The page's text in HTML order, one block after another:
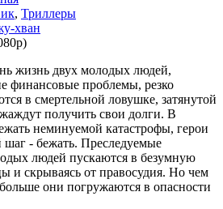
, Триллеры
хван
жизнь двух молодых людей,
финансовые проблемы, резко
в смертельной ловушке, затянутой
получить свои долги. В
неминуемой катастрофы, герои
- бежать. Преследуемые
людей пускаются в безумную
и скрываясь от правосудия. Но чем
они погружаются в опасности